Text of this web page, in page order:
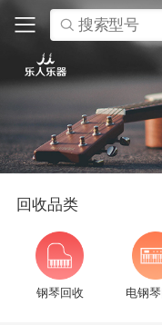
搜索型号
回收品类
钢琴回收 电钢